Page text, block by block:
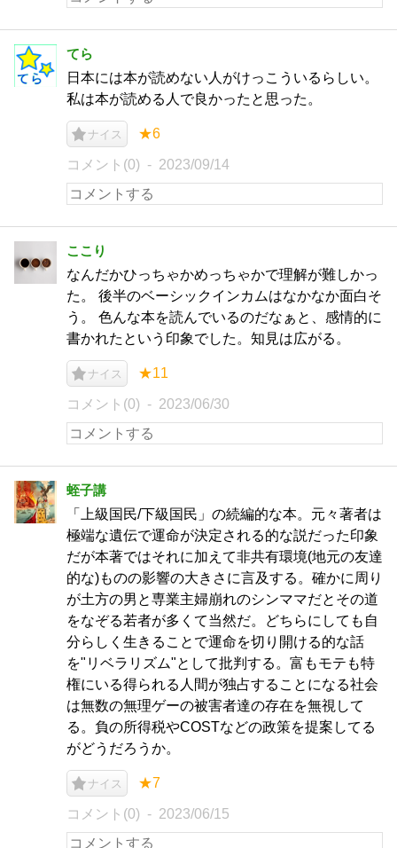
てら
日本には本が読めない人がけっこういるらしい。
私は本が読める人で良かったと思った。
ナイス ★6
コメント(0) 2023/09/14
ここり
なんだかひっちゃかめっちゃかで理解が難しかっ
た。 後半のベーシックインカムはなかなか面白そ
う。 色んな本を読んでいるのだなぁと、感情的に
書かれたという印象でした。知見は広がる。
ナイス ★11
コメント(0) 2023/06/30
蛭子講
「上級国民/下級国民」の続編的な本。元々著者は
極端な遺伝で運命が決定される的な説だった印象
だが本著ではそれに加えて非共有環境(地元の友達
的な)ものの影響の大きさに言及する。確かに周り
が土方の男と専業主婦崩れのシンママだとその道
をなぞる若者が多くて当然だ。どちらにしても自
分らしく生きることで運命を切り開ける的な話
を"リベラリズム"として批判する。富もモテも特
権にいる得られる人間が独占することになる社会
は無数の無理ゲーの被害者達の存在を無視して
る。負の所得税やCOSTなどの政策を提案してる
がどうだろうか。
ナイス ★7
コメント(0) 2023/06/15